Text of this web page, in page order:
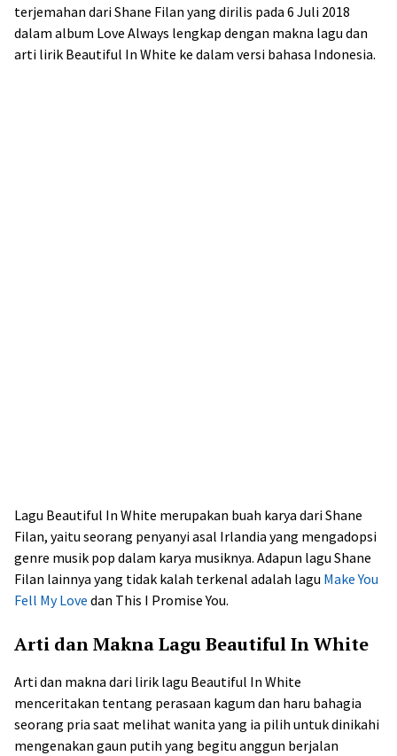
terjemahan dari Shane Filan yang dirilis pada 6 Juli 2018
dalam album Love Always lengkap dengan makna lagu dan
arti lirik Beautiful In White ke dalam versi bahasa Indonesia.
Lagu Beautiful In White merupakan buah karya dari Shane
Filan, yaitu seorang penyanyi asal Irlandia yang mengadopsi
genre musik pop dalam karya musiknya. Adapun lagu Shane
Filan lainnya yang tidak kalah terkenal adalah lagu Make You
Fell My Love dan This I Promise You.
Arti dan Makna Lagu Beautiful In White
Arti dan makna dari lirik lagu Beautiful In White
menceritakan tentang perasaan kagum dan haru bahagia
seorang pria saat melihat wanita yang ia pilih untuk dinikahi
mengenakan gaun putih yang begitu anggun berjalan